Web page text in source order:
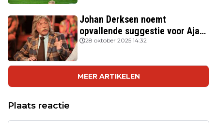
Johan Derksen noemt
opvallende suggestie voor Ajax:
'Wacht op hem als opvolger van
28 oktober 2025 14:32
MEER ARTIKELEN
Plaats reactie